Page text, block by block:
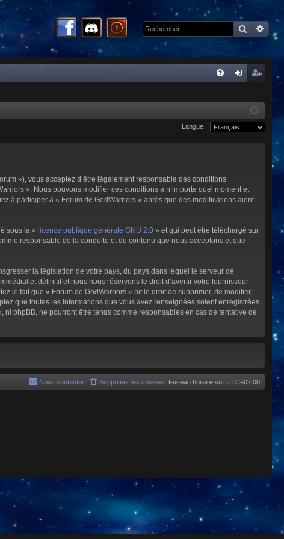
xi
cri
pti
Langue :
»), vous acceptez d’être légalement responsable des conditions
». Nous pouvons modifier ces conditions à n’importe quel moment et
à participer à « Forum de GodWarriors » après que des modifications aient
sous la « licence publique générale GNU 2.0 » et qui peut être téléchargé sur
responsable de la conduite et du contenu que nous acceptons et que
la législation de votre pays, du pays dans lequel le serveur de
et définitif et nous nous réservons le droit d’avertir votre fournisseur
le fait que « Forum de GodWarriors » ait le droit de supprimer, de modifier,
que toutes les informations que vous avez renseignées soient enregistrées
phpBB, ne pourront être tenus comme responsables en cas de tentative de
Fuseau horaire sur UTC+02:00
Supprimer les cookies
Nous contacter